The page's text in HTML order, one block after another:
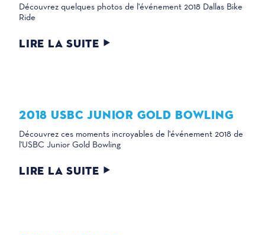
Découvrez quelques photos de l'événement 2018 Dallas Bike
Ride
LIRE LA SUITE
2018 USBC JUNIOR GOLD BOWLING
Découvrez ces moments incroyables de l'événement 2018 de
l'USBC Junior Gold Bowling
LIRE LA SUITE